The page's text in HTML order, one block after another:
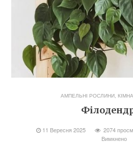
АМПЕЛЬНІ РОСЛИНИ,
11 Вересня 2025 2074
Вимкнено